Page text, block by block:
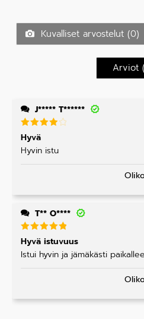
a:2/
5
u
ott
Kuvalliset arvostelut (0)
Arviot (
J***** T******
Arvoste
lu
tuottees
Hyvä
Hyvin istu
T** O****
Arvostelu
tuotteesta
:5/ 5
Hyvä istuvuus
Istui hyvin ja jämäkästi